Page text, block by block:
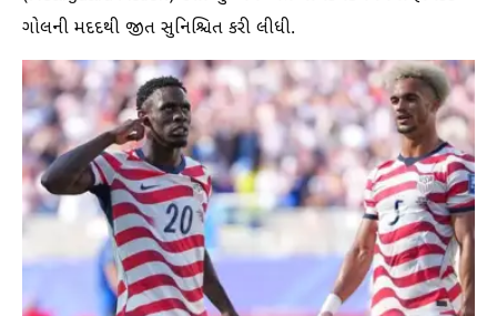
ગોલની મદદથી જીત સુનિશ્ચિત કરી લીધી.